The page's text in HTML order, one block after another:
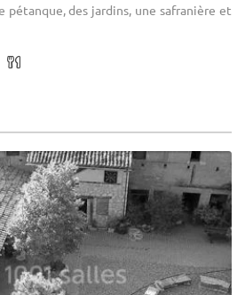
pétanque, des jardins, une safranière et